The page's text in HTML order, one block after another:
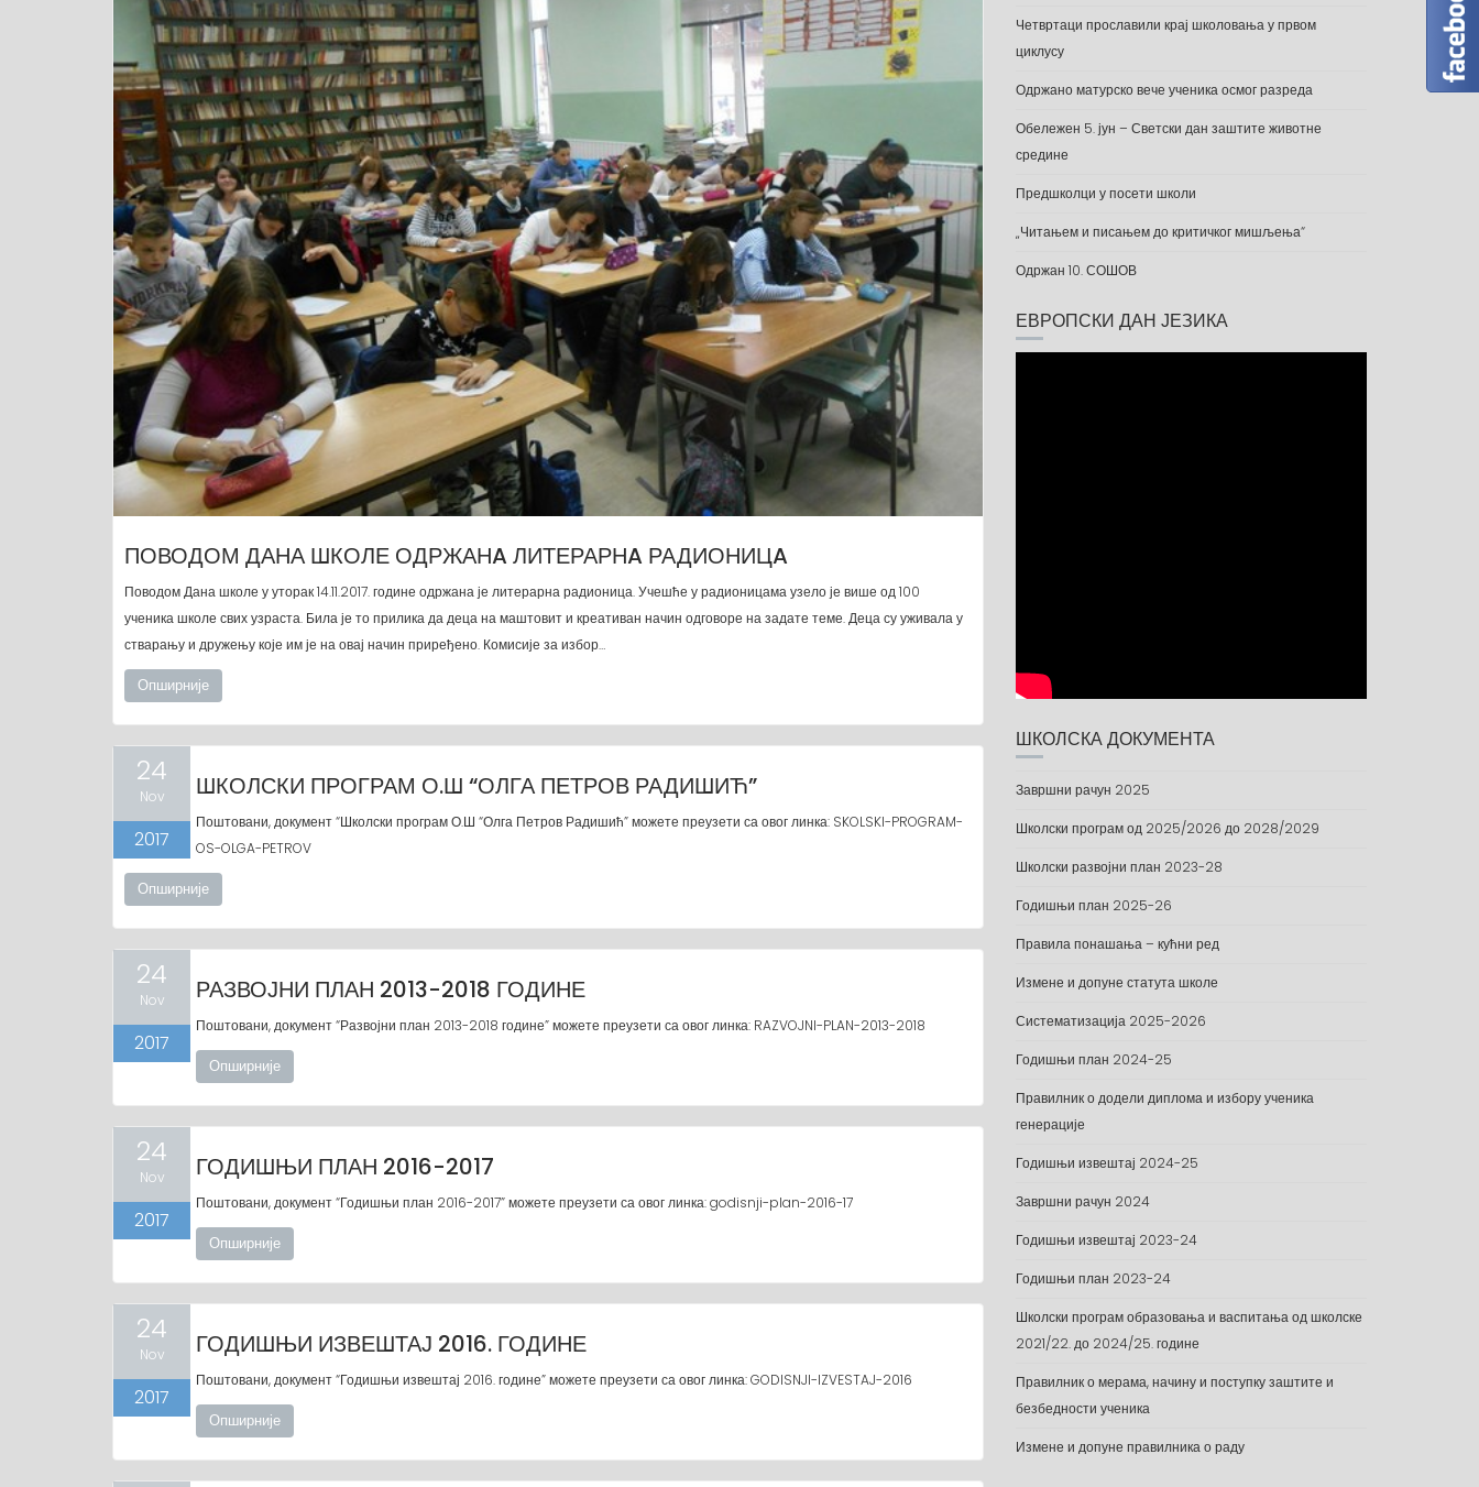
ПОВОДОМ ДАНА ШКОЛЕ ОДРЖАНA ЛИТЕРАРНA РАДИОНИЦA
Поводом Дана школе у уторак 14.11.2017. године одржана је литерарна радионица. Учешће у радионицама узело је више од 100
ученика школе свих узраста. Била је то прилика да деца на маштовит и креативан начин одговоре на задате теме. Деца су уживала у
стварању и дружењу које им је на овај начин приређено. Комисије за избор…
Опширније
24
Nov
2017
ШКОЛСКИ ПРОГРАМ О.Ш “ОЛГА ПЕТРОВ РАДИШИЋ”
Поштовани, документ “Школски програм О.Ш “Олга Петров Радишић” можете преузети са овог линка: SKOLSKI-PROGRAM-
OS-OLGA-PETROV
Опширније
24
Nov
2017
РАЗВОЈНИ ПЛАН 2013-2018 ГОДИНЕ
Поштовани, документ “Развојни план 2013-2018 године” можете преузети са овог линка: RAZVOJNI-PLAN-2013-2018
Опширније
24
Nov
2017
ГОДИШЊИ ПЛАН 2016-2017
Поштовани, документ “Годишњи план 2016-2017” можете преузети са овог линка: godisnji-plan-2016-17
Опширније
24
Nov
2017
ГОДИШЊИ ИЗВЕШТАЈ 2016. ГОДИНЕ
Поштовани, документ “Годишњи извештај 2016. године” можете преузети са овог линка: GODISNJI-IZVESTAJ-2016
Опширније
Четвртаци прославили крај школовања у првом
циклусу
Одржано матурско вече ученика осмог разреда
Обележен 5. јун – Светски дан заштите животне
средине
Предшколци у посети школи
„Читањем и писањем до критичког мишљења“
Одржан 10. СОШОВ
ЕВРОПСКИ ДАН ЈЕЗИКА
ШКОЛСКА ДОКУМЕНТА
Завршни рачун 2025
Школски програм од 2025/2026 до 2028/2029
Школски развојни план 2023-28
Годишњи план 2025-26
Правила понашања – кућни ред
Измене и допуне статута школе
Систематизација 2025-2026
Годишњи план 2024-25
Правилник о додели диплома и избору ученика
генерације
Годишњи извештај 2024-25
Завршни рачун 2024
Годишњи извештај 2023-24
Годишњи план 2023-24
Школски програм образовања и васпитања од школске
2021/22. до 2024/25. године
Правилник о мерама, начину и поступку заштите и
безбедности ученика
Измене и допуне правилника о раду